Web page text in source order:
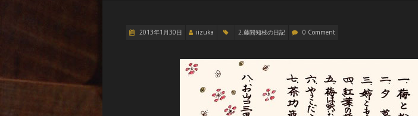
2013年1月30日 iizuka 2.藤間知枝の日記 0 Comment